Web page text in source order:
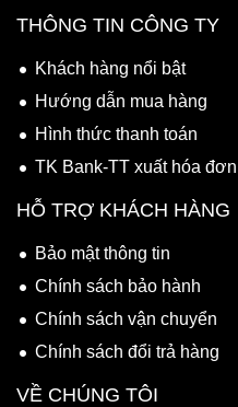
THÔNG TIN CÔNG TY
Khách hàng nổi bật
Hướng dẫn mua hàng
Hình thức thanh toán
TK Bank-TT xuất hóa đơn
HỖ TRỢ KHÁCH HÀNG
Bảo mật thông tin
Chính sách bảo hành
Chính sách vận chuyển
Chính sách đổi trả hàng
VỀ CHÚNG TÔI